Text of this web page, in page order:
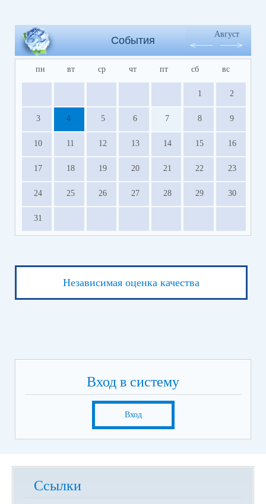
События
Август
пн вт ср чт пт сб вс
1 2
3 4 5 6 7 8 9
10 11 12 13 14 15 16
17 18 19 20 21 22 23
24 25 26 27 28 29 30
31
Независимая оценка качества
Вход в систему
Вход
Ссылки